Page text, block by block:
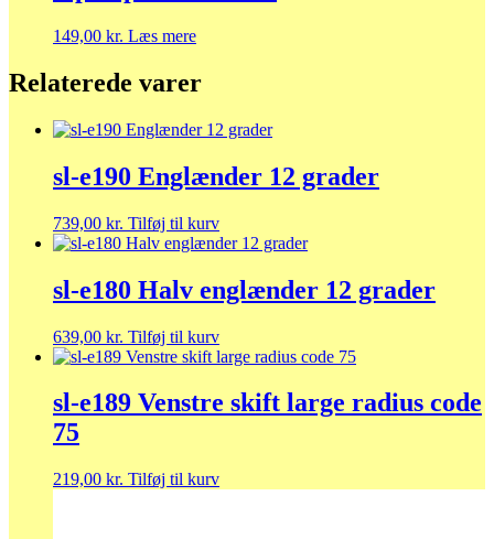
149,00 kr. Læs mere
Relaterede varer
sl-e190 Englænder 12 grader
739,00 kr. Tilføj til kurv
sl-e180 Halv englænder 12 grader
639,00 kr. Tilføj til kurv
sl-e189 Venstre skift large radius code
75
219,00 kr. Tilføj til kurv